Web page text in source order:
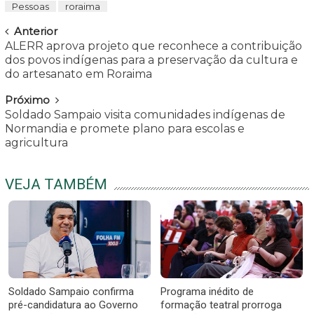
Pessoas
roraima
Navegar
Anterior
ALERR aprova projeto que reconhece a contribuição
dos povos indígenas para a preservação da cultura e
do artesanato em Roraima
Próximo
Soldado Sampaio visita comunidades indígenas de
Normandia e promete plano para escolas e
agricultura
VEJA TAMBÉM
Soldado Sampaio confirma
pré-candidatura ao Governo
Programa inédito de
formação teatral prorroga